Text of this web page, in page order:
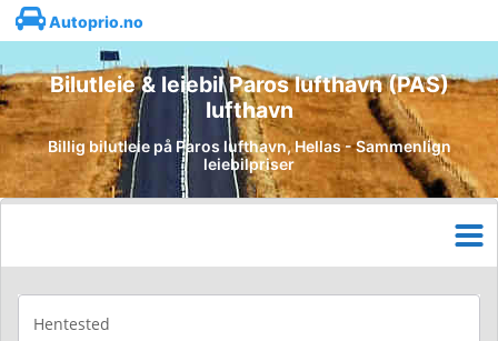
Autoprio.no
Bilutleie & leiebil Paros lufthavn (PAS)
lufthavn
Billig bilutleie på Paros lufthavn, Hellas - Sammenlign
leiebilpriser
Hentested